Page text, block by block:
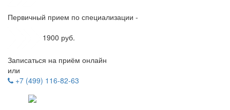
Первичный прием по специализации -
1900 руб.
Записаться на приём онлайн
или
+7 (499) 116-82-63